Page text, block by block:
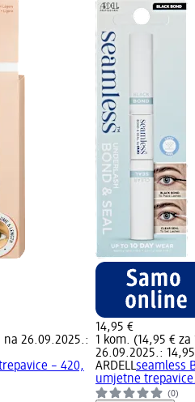
na 26.09.2025.:
– 420,
14,95 €
1 kom. (14,95 € za
26.09.2025.:
ARDELLseamless
umjetne
(0)